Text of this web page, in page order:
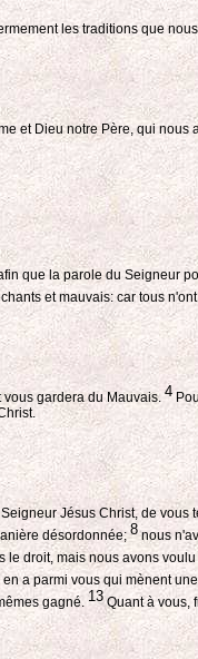
les traditions que
et Dieu notre Père, qui
que la parole du Seigneur
et mauvais: car tous
vous gardera du Mauvais. 4
Jésus Christ, de
désordonnée;8nous
le droit, mais nous avons
a parmi vous qui mènent
gagné. 13Quant à vous,